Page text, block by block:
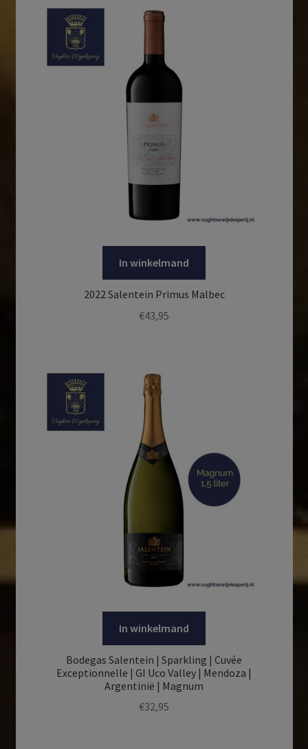
In winkelmand
2022 Salentein Primus Malbec
€43,95
In winkelmand
Bodegas Salentein | Sparkling | Cuvée
Exceptionnelle | GI Uco Valley | Mendoza |
Argentinië | Magnum
€32,95